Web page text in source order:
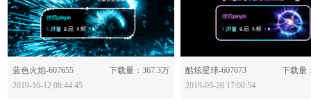
分享：
蓝色火焰-607655
下载量：367.3万
2019-10-12 08:44:45
分享：
酷炫星球-607073
下载量
2019-09-26 17:00:54